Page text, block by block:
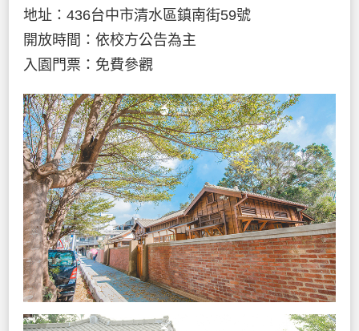
地址：436台中市清水區鎮南街59號
開放時間：依校方公告為主
入園門票：免費參觀